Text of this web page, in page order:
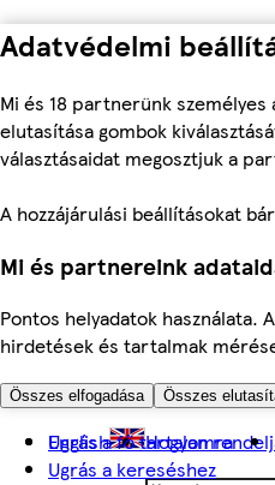
Adatvédelmi
Mi és 18 partnerünk
elutasítása gombok
választásaidat megosztjuk a
A hozzájárulási beállításokat
Mi és partnereink
Pontos helyadatok használata.
hirdetések és tartalmak
Összes elfogadása Összes
Ugrás a fő tartalomra
Ugrás a kereséshez
English Hogyan rendelj